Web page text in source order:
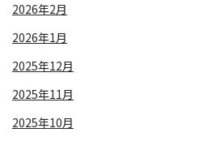
2026年2月
2026年1月
2025年12月
2025年11月
2025年10月